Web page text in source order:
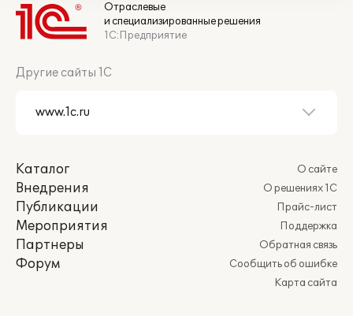
Отраслевые
и специализированные решения
1С:Предприятие
Другие сайты 1С
Каталог
Внедрения
Публикации
Мероприятия
Партнеры
Форум
О сайте
О решениях 1С
Прайс-лист
Поддержка
Обратная связь
Сообщить об ошибке
Карта сайта